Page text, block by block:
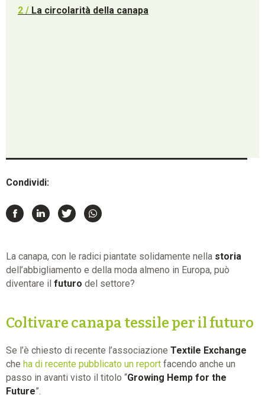
2 / La circolarità della canapa
Condividi:
La canapa, con le radici piantate solidamente nella storia
dell’abbigliamento e della moda almeno in Europa, può
diventare il futuro del settore?
Coltivare canapa tessile per il futuro
Se l’è chiesto di recente l’associazione Textile Exchange
che ha di recente pubblicato un report facendo anche un
passo in avanti visto il titolo “Growing Hemp for the
Future”.